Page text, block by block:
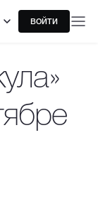
ВОЙТИ